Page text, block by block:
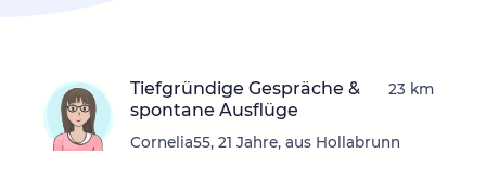
Tiefgründige Gespräche &
spontane Ausflüge
Cornelia55, 21 Jahre, aus Hollabrunn
23 km